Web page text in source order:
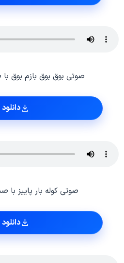
صوتی بوق بوق بازم بوق
دانلود
صوتی کوله بار پاییز با
دانلود